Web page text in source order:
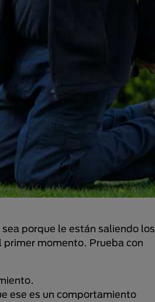
porque le están saliendo los
momento. Prueba con
ese es un comportamiento